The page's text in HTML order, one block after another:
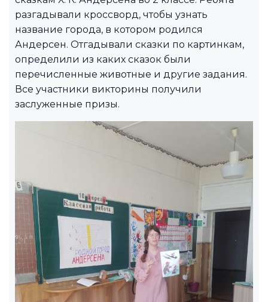
разгадывали кроссворд, чтобы узнать
название города, в котором родился
Андерсен. Отгадывали сказки по картинкам,
определили из каких сказок были
перечисленные животные и другие задания.
Все участники викторины получили
заслуженные призы.